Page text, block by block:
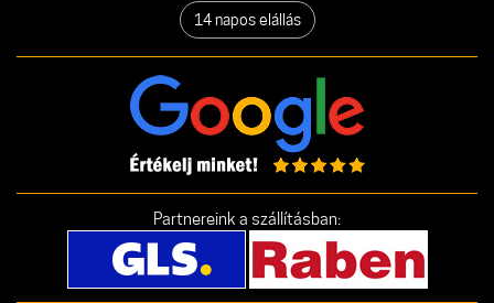
14 napos elállás
Partnereink a szállításban: